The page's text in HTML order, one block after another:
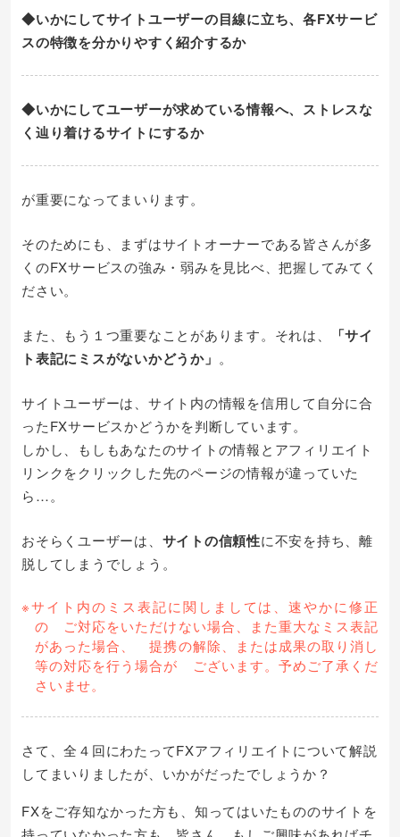
◆いかにしてサイトユーザーの目線に立ち、各FXサービ
スの特徴を分かりやすく紹介するか
◆いかにしてユーザーが求めている情報へ、ストレスな
く辿り着けるサイトにするか
が重要になってまいります。
そのためにも、まずはサイトオーナーである皆さんが多
くのFXサービスの強み・弱みを見比べ、把握してみてく
ださい。
また、もう１つ重要なことがあります。それは、
「サイ
ト表記にミスがないかどうか」 。
サイトユーザーは、サイト内の情報を信用して自分に合
ったFXサービスかどうかを判断しています。
しかし、もしもあなたのサイトの情報とアフィリエイト
リンクをクリックした先のページの情報が違っていた
ら…。
おそらくユーザーは、 サイトの信頼性に不安を持ち、離
脱してしまうでしょう。
※サイト内のミス表記に関しましては、速やかに修正
の ご対応をいただけない場合、また重大なミス表記
があった場合、 提携の解除、または成果の取り消し
等の対応を行う場合が ございます。予めご了承くだ
さいませ。
さて、全４回にわたってFXアフィリエイトについて解説
してまいりましたが、いかがだったでしょうか？
FXをご存知なかった方も、知ってはいたもののサイトを